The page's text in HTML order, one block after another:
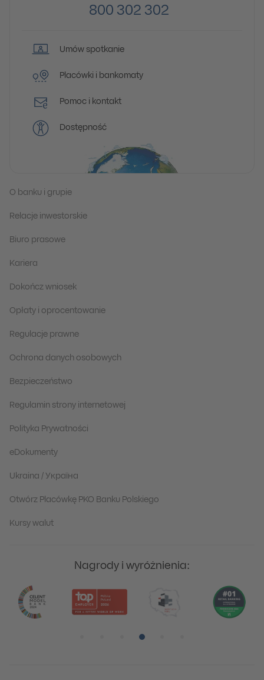
800 302 302
Umów spotkanie
Placówki i bankomaty
Pomoc i kontakt
Dostępność
O banku i grupie
Relacje inwestorskie
Biuro prasowe
Kariera
Dokończ wniosek
Opłaty i oprocentowanie
Regulacje prawne
Ochrona danych osobowych
Bezpieczeństwo
Regulamin strony internetowej
Polityka Prywatności
eDokumenty
Ukraina / Україна
Otwórz Placówkę PKO Banku Polskiego
Kursy walut
Nagrody i wyróżnienia: